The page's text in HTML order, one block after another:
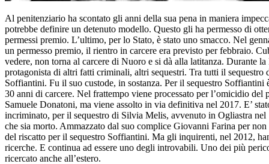
Al penitenziario ha scontato gli anni della sua pena in maniera
potrebbe definire un detenuto modello. Questo gli ha permesso di
permessi premio. L’ultimo, per lo Stato, è stato uno smacco. Nel
un permesso premio, il rientro in carcere era previsto per febbraio.
vedere, non torna al carcere di Nuoro e si dà alla latitanza. Durante la
protagonista di altri fatti criminali, altri sequestri. Tra tutti il sequestro
Soffiantini. Fu il suo custode, in sostanza. Per il sequestro Soffiantini
30 anni di carcere. Nel frattempo viene processato per l’omicidio del
Samuele Donatoni, ma viene assolto in via definitiva nel 2017. E’
incriminato, per il sequestro di Silvia Melis, avvenuto in Ogliastra nel
che sia morto. Ammazzato dal suo complice Giovanni Farina per
del riscatto per il sequestro Soffiantini. Ma gli inquirenti, nel 2012,
ricerche. E continua ad essere uno degli introvabili. Uno dei più
ricercato anche all’estero.